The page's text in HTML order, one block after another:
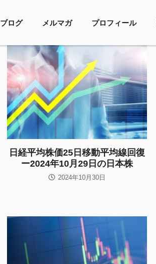
ブログ メルマガ プロフィール
日経平均株価25日移動平均線回復
ー2024年10月29日の日本株
2024年10月30日